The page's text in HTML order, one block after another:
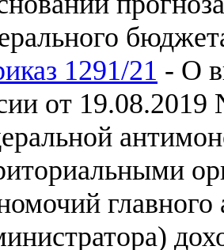
1291/21 - О
от
главного